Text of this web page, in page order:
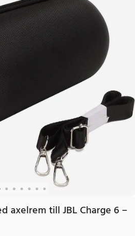
axelrem till JBL Charge 6 –